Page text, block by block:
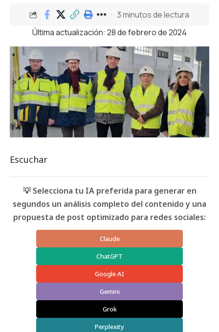
Última actualización: 28 de febrero de 2024
3 minutos de lectura
Escuchar
💡 Selecciona tu IA preferida para generar en
segundos un análisis completo del contenido y una
propuesta de post optimizado para redes sociales:
Claude
ChatGPT
Google AI
Gemini
Grok
Perplexity